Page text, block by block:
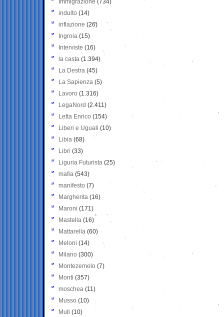
Immigrazione (734)
indulto (14)
inflazione (26)
Ingroia (15)
Interviste (16)
la casta (1.394)
La Destra (45)
La Sapienza (5)
Lavoro (1.316)
LegaNord (2.411)
Letta Enrico (154)
Liberi e Uguali (10)
Libia (68)
Libri (33)
Liguria Futurista (25)
mafia (543)
manifesto (7)
Margherita (16)
Maroni (171)
Mastella (16)
Mattarella (60)
Meloni (14)
Milano (300)
Montezemolo (7)
Monti (357)
moschea (11)
Musso (10)
Muti (10)